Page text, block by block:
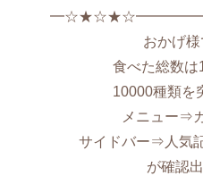
おかげ
食べた総数は
10000種類を
メニュー⇒
サイドバー⇒人気
が確認